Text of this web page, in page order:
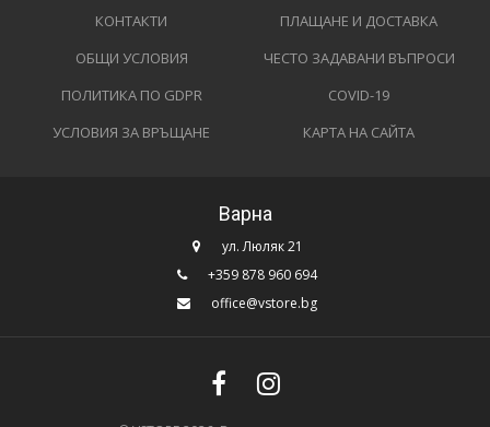
КОНТАКТИ
ОБЩИ УСЛОВИЯ
ПОЛИТИКА ПО GDPR
УСЛОВИЯ ЗА ВРЪЩАНЕ
ПЛАЩАНЕ И ДОСТАВКА
ЧЕСТО ЗАДАВАНИ ВЪПРОСИ
COVID-19
КАРТА НА САЙТА
Варна
ул. Люляк 21
+359 878 960 694
office@vstore.bg